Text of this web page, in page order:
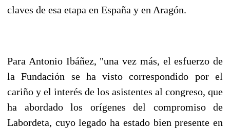
claves de esa etapa en España y en Aragón.
Para Antonio Ibáñez, "una vez más, el esfuerzo de
la Fundación se ha visto correspondido por el
cariño y el interés de los asistentes al congreso, que
ha abordado los orígenes del compromiso de
Labordeta, cuyo legado ha estado bien presente en